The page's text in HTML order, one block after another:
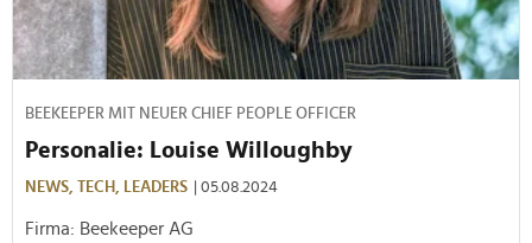
BEEKEEPER MIT NEUER CHIEF PEOPLE OFFICER
Personalie: Louise Willoughby
NEWS, TECH, LEADERS | 05.08.2024
Firma: Beekeeper AG